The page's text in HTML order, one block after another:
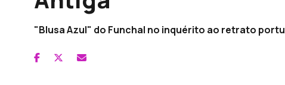
"Blusa Azul" do Funchal no inquérito ao retrato